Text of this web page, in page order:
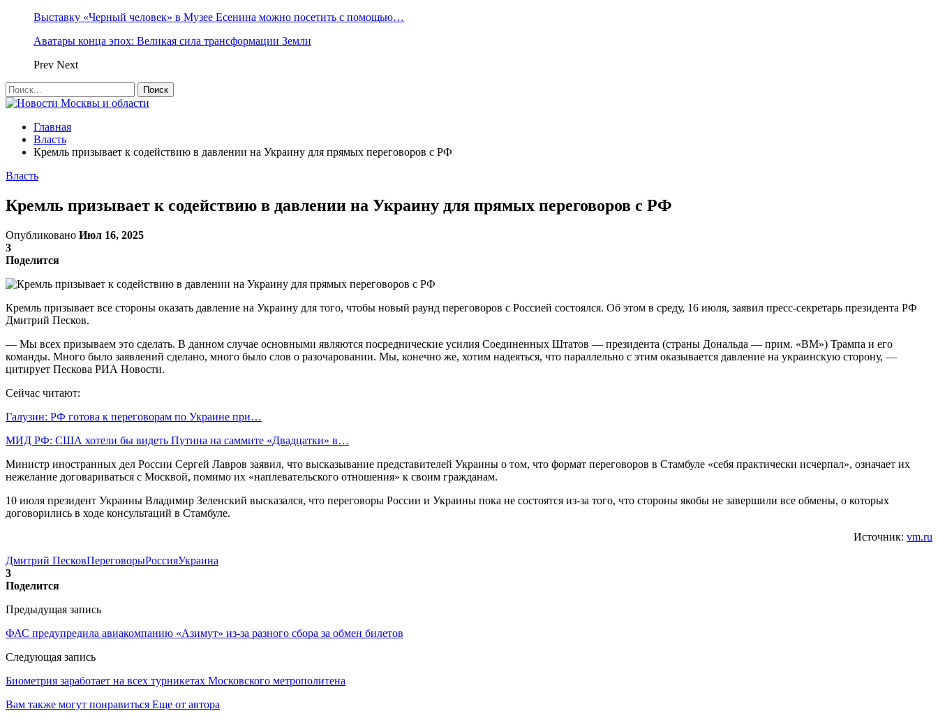
Выставку «Черный человек» в Музее Есенина можно посетить с помощью…
Аватары конца эпох: Великая сила трансформации Земли
Prev Next
Главная
Власть
Кремль призывает к содействию в давлении на Украину для прямых переговоров с РФ
Власть
Кремль призывает к содействию в давлении на Украину для прямых переговоров с РФ
Опубликовано Июл 16, 2025
3
Поделится
Кремль призывает все стороны оказать давление на Украину для того, чтобы новый раунд переговоров с Россией состоялся. Об этом в среду, 16 июля, заявил пресс-секретарь президента РФ
Дмитрий Песков.
— Мы всех призываем это сделать. В данном случае основными являются посреднические усилия Соединенных Штатов — президента (страны Дональда — прим. «ВМ») Трампа и его
команды. Много было заявлений сделано, много было слов о разочаровании. Мы, конечно же, хотим надеяться, что параллельно с этим оказывается давление на украинскую сторону, —
цитирует Пескова РИА Новости.
Сейчас читают:
Галузин: РФ готова к переговорам по Украине при…
МИД РФ: США хотели бы видеть Путина на саммите «Двадцатки» в…
Министр иностранных дел России Сергей Лавров заявил, что высказывание представителей Украины о том, что формат переговоров в Стамбуле «себя практически исчерпал», означает их
нежелание договариваться с Москвой, помимо их «наплевательского отношения» к своим гражданам.
10 июля президент Украины Владимир Зеленский высказался, что переговоры России и Украины пока не состоятся из-за того, что стороны якобы не завершили все обмены, о которых
договорились в ходе консультаций в Стамбуле.
Источник: vm.ru
Дмитрий ПесковПереговорыРоссияУкраина
3
Поделится
Предыдущая запись
ФАС предупредила авиакомпанию «Азимут» из-за разного сбора за обмен билетов
Следующая запись
Биометрия заработает на всех турникетах Московского метрополитена
Вам также могут понравиться Еще от автора